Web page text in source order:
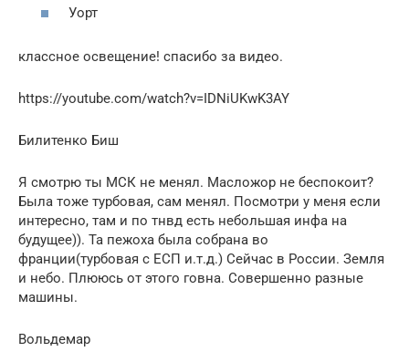
Уорт
классное освещение! спасибо за видео.
https://youtube.com/watch?v=IDNiUKwK3AY
Билитенко Биш
Я смотрю ты МСК не менял. Масложор не беспокоит?
Была тоже турбовая, сам менял. Посмотри у меня если
интересно, там и по тнвд есть небольшая инфа на
будущее)). Та пежоха была собрана во
франции(турбовая с ЕСП и.т.д.) Сейчас в России. Земля
и небо. Плююсь от этого говна. Совершенно разные
машины.
Вольдемар